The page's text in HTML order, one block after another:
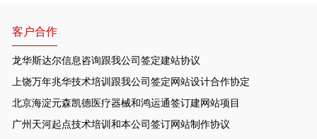
客户合作
龙华斯达尔信息咨询跟我公司签定建站协议
上饶万年兆华技术培训跟我公司签定网站设计合作协定
北京海淀元森凯德医疗器械和鸿运通签订建网站项目
广州天河起点技术培训和本公司签订网站制作协议